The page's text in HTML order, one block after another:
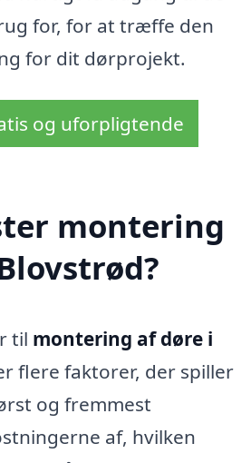
for, for at træffe den
for dit dørprojekt.
og uforpligtende
montering
til montering af døre i
flere faktorer, der spiller
og fremmest
af, hvilken